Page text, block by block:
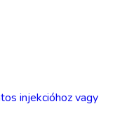
injekcióhoz vagy